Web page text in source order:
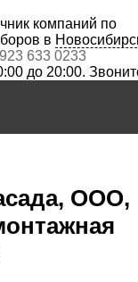
компаний по
в
633 0233
до 20:00.
ООО,